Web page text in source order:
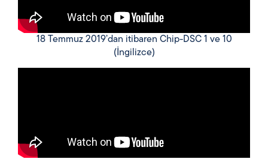
18 Temmuz 2019’dan itibaren Chip-DSC 1 ve 10
(İngilizce)